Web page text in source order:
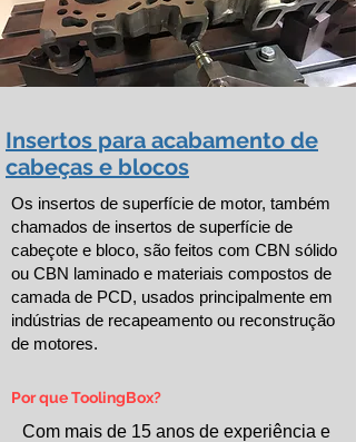
Insertos para acabamento de
cabeças e blocos
Os insertos de superfície de motor, também
chamados de insertos de superfície de
cabeçote e bloco, são feitos com CBN sólido
ou CBN laminado e materiais compostos de
camada de PCD, usados ​​principalmente em
indústrias de recapeamento ou reconstrução
de motores.
Por que ToolingBox?
Com mais de 15 anos de experiência e